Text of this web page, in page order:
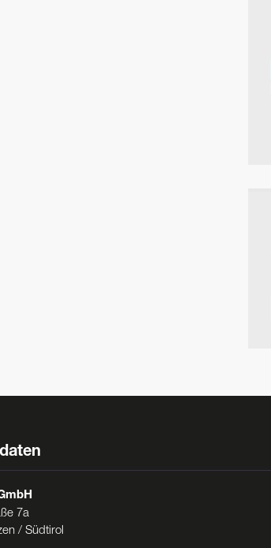
7a
/ Südtirol